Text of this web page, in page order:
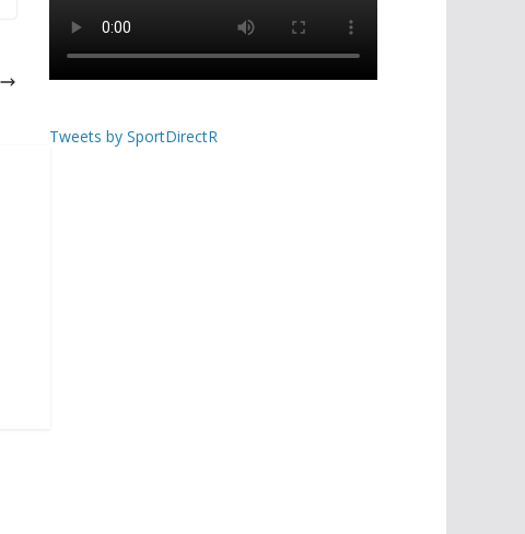
Tweets by SportDirectR